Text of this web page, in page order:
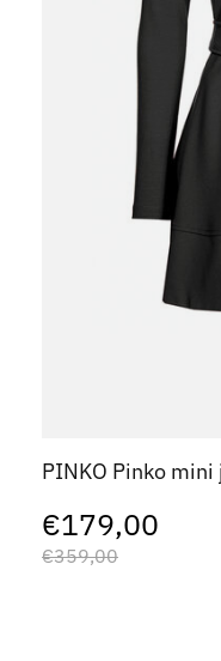
PINKO Pinko
€179,00
€359,00